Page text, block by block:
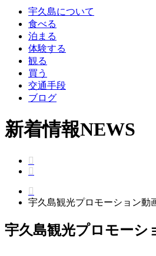
宇久島について
食べる
泊まる
体験する
観る
買う
交通手段
ブログ
新着情報NEWS
宇久島観光プロモーション動
宇久島観光プロモーシ